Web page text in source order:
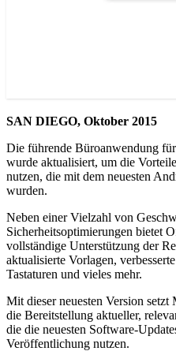
SAN DIEGO, Oktober 2015
Die führende Büroanwendung
wurde aktualisiert, um die
nutzen, die mit dem neuesten
wurden.
Neben einer Vielzahl von
Sicherheitsoptimierungen bietet
vollständige Unterstützung der
aktualisierte Vorlagen,
Tastaturen und vieles mehr.
Mit dieser neuesten Version
die Bereitstellung aktueller,
die die neuesten Software-
Veröffentlichung nutzen.